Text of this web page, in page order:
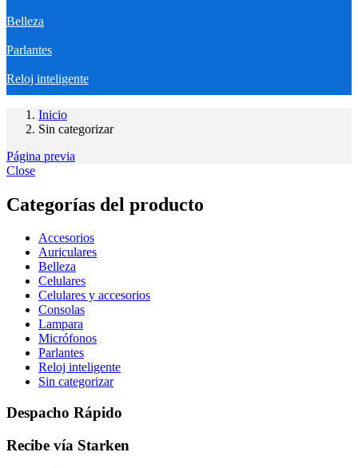
Belleza
Parlantes
Reloj inteligente
Inicio
Sin categorizar
Página previa
Close
Categorías del producto
Accesorios
Auriculares
Belleza
Celulares
Celulares y accesorios
Consolas
Lampara
Micrófonos
Parlantes
Reloj inteligente
Sin categorizar
Despacho Rápido
Recibe vía Starken